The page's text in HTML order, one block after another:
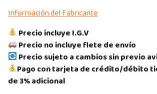
Información del Fabricante
Precio incluye I.G.V
Precio no incluye flete de envío
Precio sujeto a cambios sin previo
Pago con tarjeta de crédito/débito
de 3% adicional